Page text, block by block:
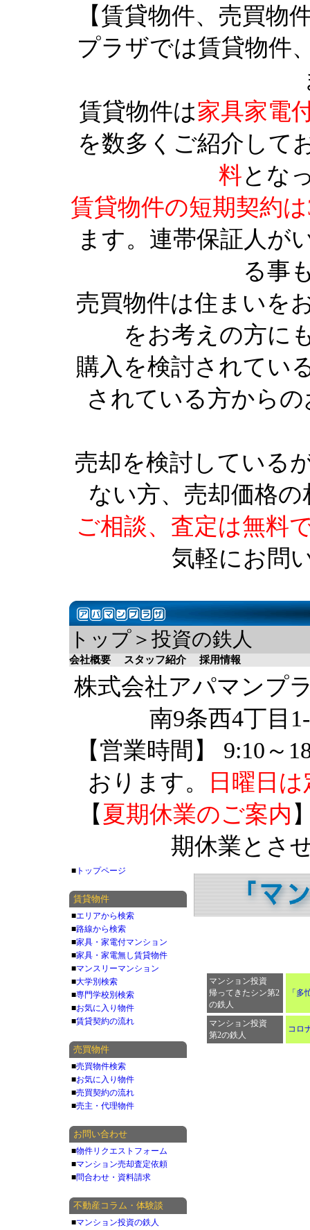
【賃貸物件、売買物
プラザでは賃貸物件
賃貸物件は家具家電
を数多くご紹介して
料とな
賃貸物件の短期契約
ます。連帯保証人が
る事
売買物件は住まいを
をお考えの方に
購入を検討されてい
されている方から
売却を検討している
ない方、売却価格
ご相談、査定は無料
気軽にお問
トップ＞投資の鉄人
会社概要 スタッフ紹介 採用情報
株式会社アパマンプ
南9条西4丁目
【営業時間】 9:10～
おります。
日曜日
【 夏期休業のご案内
期休業とさ
マンション投資
帰ってきたシン第2
の鉄人
「
マンション投資
第2の鉄人
コロ
■ トップページ
賃貸物件
■エリアから検索
■路線から検索
■家具・家電付マンション
■家具・家電無し賃貸物件
■マンスリーマンション
■大学別検索
■専門学校別検索
■お気に入り物件
■賃貸契約の流れ
売買物件
■売買物件検索
■お気に入り物件
■売買契約の流れ
■売主・代理物件
お問い合わせ
■物件リクエストフォーム
■マンション売却査定依頼
■問合わせ・資料請求
不動産コラム・体験談
■マンション投資の鉄人